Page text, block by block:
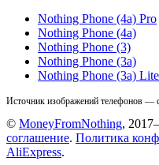
Nothing Phone (4a) Pro
Nothing Phone (4a)
Nothing Phone (3)
Nothing Phone (3a)
Nothing Phone (3a) Lite
Источник изображений телефонов —
© MoneyFromNothing,
соглашение. Политика
AliExpress.